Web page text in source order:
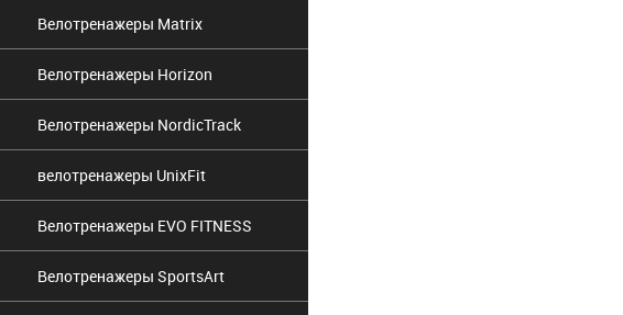
Велотренажеры Matrix
Велотренажеры Horizon
Велотренажеры NordicTrack
велотренажеры UnixFit
Велотренажеры EVO FITNESS
Велотренажеры SportsArt